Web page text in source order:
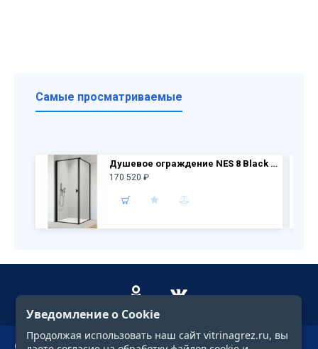
Самые просматриваемые
Душевое ограждение NES 8 Black KDJ I Frame дверь 10022090-54-56L + бок.перегородка 10039090-54-56
170 520 ₽
Уведомление о Cookie
Продолжая использовать наш сайт vitrinagrez.ru, вы